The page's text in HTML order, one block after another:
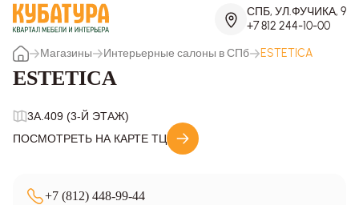
СПБ, УЛ.ФУЧИКА, 9
+7 812 244-10-00
Магазины
Интерьерные салоны в СПб ESTETICA
ESTETICA
3A.409 (3-Й ЭТАЖ)
ПОСМОТРЕТЬ НА КАРТЕ ТЦ
+7 (812) 448-99-44